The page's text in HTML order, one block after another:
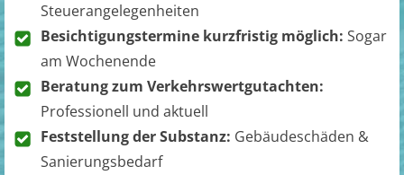
Steuerangelegenheiten
Besichtigungstermine kurzfristig möglich: Sogar
am Wochenende
Beratung zum Verkehrswertgutachten:
Professionell und aktuell
Feststellung der Substanz: Gebäudeschäden &
Sanierungsbedarf